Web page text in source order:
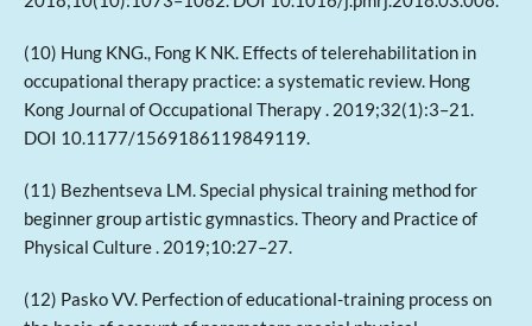
(10) Hung KNG., Fong K NK. Effects of telerehabilitation in
occupational therapy practice: a systematic review. Hong
Kong Journal of Occupational Therapy . 2019;32(1):3–21.
DOI 10.1177/1569186119849119.
(11) Bezhentseva LM. Special physical training method for
beginner group artistic gymnastics. Theory and Practice of
Physical Culture . 2019;10:27–27.
(12) Pasko VV. Perfection of educational-training process on